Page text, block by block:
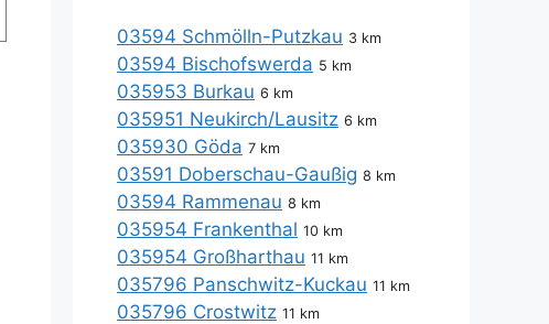
03594 Schmölln-Putzkau 3 km
03594 Bischofswerda 5 km
035953 Burkau 6 km
035951 Neukirch/Lausitz 6 km
035930 Göda 7 km
03591 Doberschau-Gaußig 8 km
03594 Rammenau 8 km
035954 Frankenthal 10 km
035954 Großharthau 11 km
035796 Panschwitz-Kuckau 11 km
035796 Crostwitz 11 km